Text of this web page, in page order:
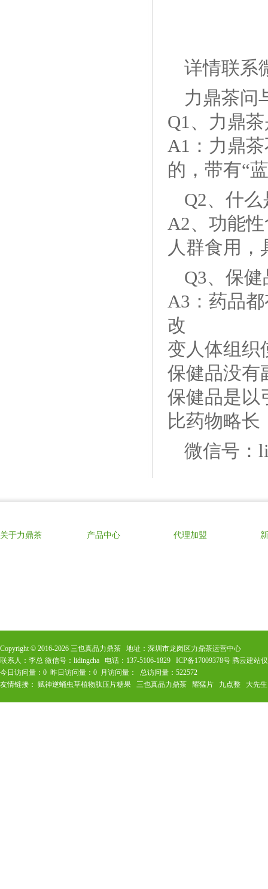
详情联系
力鼎茶问
Q1、 力鼎茶
A1：力鼎
的，带有“
Q2、什
A2、功能
人群食用
Q3、保
A3：药品
改
变人体组织
保健品没有
保健品是以
比药物略长
微信号：
关于力鼎茶 产品中心 代理加盟
Copyright © 2016-2026 三也真品力鼎茶 地址：深圳市龙岗区力鼎茶运营中心
联系人：李总 微信号：lidingcha 电话：137-5106-1829 ICP备17009378号 腾云建站
今日访问量： 0 昨日访问量： 0 月访问量： 总访问量： 522572
友情链接： 赋神逆蛹虫草植物肽压片糖果 三也真品力鼎茶 耀猛片 九点整 大先生